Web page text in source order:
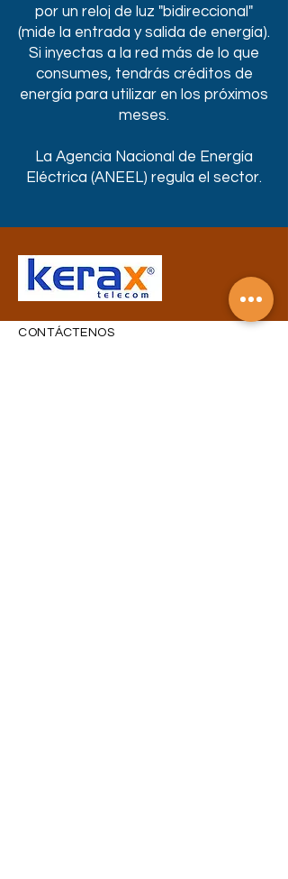
por un reloj de luz "bidireccional"
(mide la entrada y salida de energía).
Si inyectas a la red más de lo que
consumes, tendrás créditos de
energía para utilizar en los próximos
meses.
La Agencia Nacional de Energía
Eléctrica (ANEEL) regula el sector.
CONTÁCTENOS